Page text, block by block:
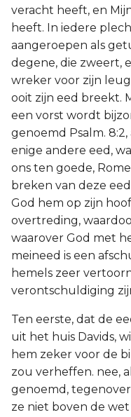
veracht heeft, en
heeft. In iedere
aangeroepen als
degene, die zweert,
wreker voor zijn
ooit zijn eed breekt.
een vorst wordt
genoemd Psalm.
enige andere eed,
ons ten goede,
breken van deze
God hem op zijn
overtreding,
waarover God met
meineed is een
hemels zeer
verontschuldiging
Ten eerste, dat de
uit het huis Davids,
hem zeker voor de
zou verheffen. nee,
genoemd,
ze niet boven de